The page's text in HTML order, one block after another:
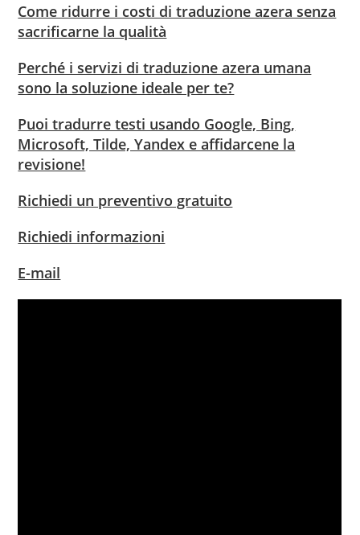
Come ridurre i costi di traduzione azera senza
sacrificarne la qualità
Perché i servizi di traduzione azera umana
sono la soluzione ideale per te?
Puoi tradurre testi usando Google, Bing,
Microsoft, Tilde, Yandex e affidarcene la
revisione!
Richiedi un preventivo gratuito
Richiedi informazioni
E-mail